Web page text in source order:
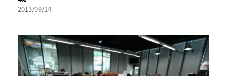
2013/09/14